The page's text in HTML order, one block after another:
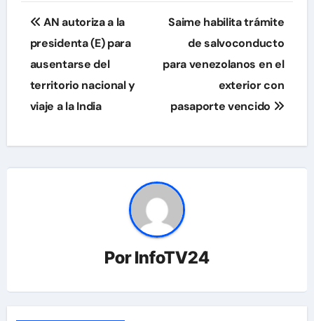
Navegación
de
entradas
AN autoriza a la
presidenta (E) para
ausentarse del
territorio nacional y
viaje a la India
Saime habilita trámite
de salvoconducto
para venezolanos en el
exterior con
pasaporte vencido
PorInfoTV24